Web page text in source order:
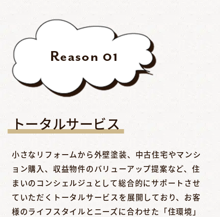
Reason 01
トータルサービス
小さなリフォームから外壁塗装、中古住宅やマンシ
ョン購入、収益物件のバリューアップ提案など、住
まいのコンシェルジュとして総合的にサポートさせ
ていただくトータルサービスを展開しており、お客
様のライフスタイルとニーズに合わせた「住環境」